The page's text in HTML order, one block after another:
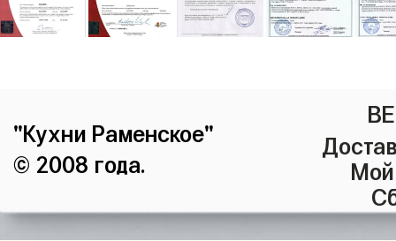
"Кухни Раменское"
© 2008 года.